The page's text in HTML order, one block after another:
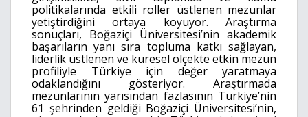
politikalarında etkili roller üstlenen mezunlar
yetiştirdiğini ortaya koyuyor. Araştırma
sonuçları, Boğaziçi Üniversitesi’nin akademik
başarıların yanı sıra topluma katkı sağlayan,
liderlik üstlenen ve küresel ölçekte etkin mezun
profiliyle Türkiye için değer yaratmaya
odaklandığını gösteriyor. Araştırmada
mezunlarının yarısından fazlasının Türkiye’nin
61 şehrinden geldiği Boğaziçi Üniversitesi’nin,